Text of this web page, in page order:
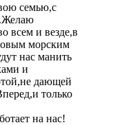
семью,с
всем и везде,в
морским
нас манить
и
дающей
только
на нас!